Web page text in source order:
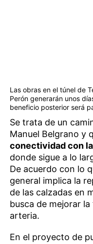
Las obras en el túnel de
Perón generarán unos
beneficio posterior será
Se trata de un
Manuel Belgrano y
conectividad con
donde sigue a lo
De acuerdo con lo
general implica la
de las calzadas en
busca de mejorar
arteria.
En el proyecto de